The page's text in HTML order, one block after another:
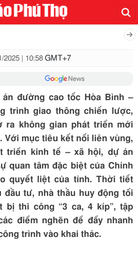
2025 | 10:58 GMT+7
án đường cao tốc Hòa Bình –
trình giao thông chiến lược,
ra không gian phát triển mới
Với mục tiêu kết nối liên vùng,
triển kinh tế – xã hội, dự án
quan tâm đặc biệt của Chính
quyết liệt của tỉnh. Thời tiết
đầu tư, nhà thầu huy động tối
bị thi công “3 ca, 4 kíp”, tập
điểm nghẽn để đẩy nhanh
trình vào khai thác.